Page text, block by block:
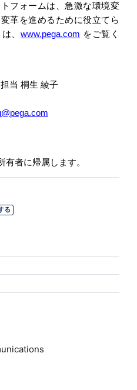
フォームは、急激な環境変
革を進めるために役立てら
は、www.pega.com をご覧く
担当 桐生 綾子
者に帰属します。
る